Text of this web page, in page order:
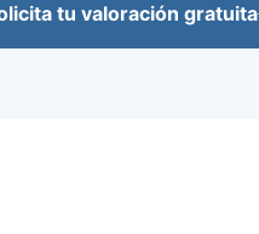
tu valoración gratuita